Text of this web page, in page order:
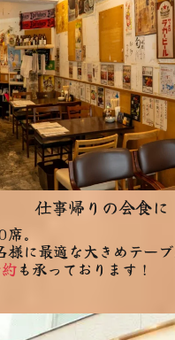
仕事帰りの会食に
。
に最適な大きめテーブ
も承っております！